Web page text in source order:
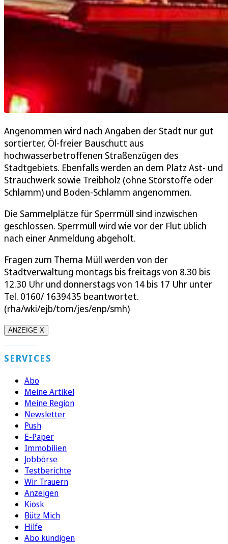
Angenommen wird nach Angaben der Stadt nur gut
sortierter, Öl-freier Bauschutt aus
hochwasserbetroffenen Straßenzügen des
Stadtgebiets. Ebenfalls werden an dem Platz Ast- und
Strauchwerk sowie Treibholz (ohne Störstoffe oder
Schlamm) und Boden-Schlamm angenommen.
Die Sammelplätze für Sperrmüll sind inzwischen
geschlossen. Sperrmüll wird wie vor der Flut üblich
nach einer Anmeldung abgeholt.
Fragen zum Thema Müll werden von der
Stadtverwaltung montags bis freitags von 8.30 bis
12.30 Uhr und donnerstags von 14 bis 17 Uhr unter
Tel. 0160/ 1639435 beantwortet.
(rha/wki/ejb/tom/jes/enp/smh)
ANZEIGE X
SERVICES
Abo
Meine Artikel
Meine Region
Newsletter
Push
E-Paper
Immobilien
Jobbörse
Testberichte
Wir Trauern
Anzeigen
Kiosk
Bütz Mich
Hilfe
Abo kündigen